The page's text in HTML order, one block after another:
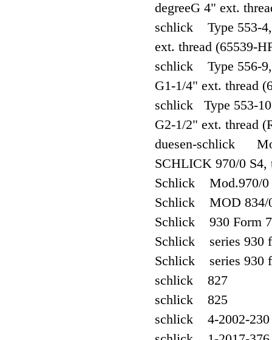
degreeG 4" ext.
schlick Type 553-4,
ext. thread (65539-
schlick Type 556-9,
G1-1/4" ext. thread
schlick Type 553-
G2-1/2" ext. thread
duesen-schlick
SCHLICK 970/0 S4,
Schlick Mod.970/0
Schlick MOD 834/
Schlick 930 Form
Schlick series 930
Schlick series 930
schlick 827
schlick 825
schlick 4-2002-230